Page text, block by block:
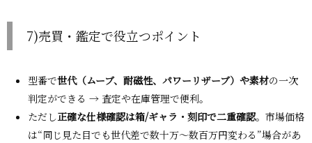
7)売買・鑑定で役立つポイント
型番で世代（ムーブ、耐磁性、パワーリザーブ）や素材の一次
判定ができる → 査定や在庫管理で便利。
ただし正確な仕様確認は箱/ギャラ・刻印で二重確認。市場価格
は“同じ見た目でも世代差で数十万〜数百万円変わる”場合があ